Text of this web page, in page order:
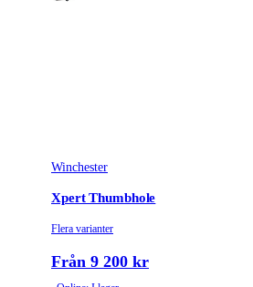
Winchester
Xpert Thumbhole
Flera varianter
Från 9 200 kr